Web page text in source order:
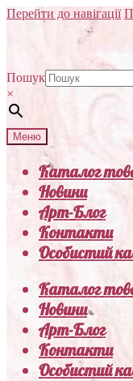
Перейти до навігації
Пошук
×
Меню
Каталог
Новини
Арт-Блог
Контакти
Особистий
Каталог
Новини
Арт-Блог
Контакти
Особистий